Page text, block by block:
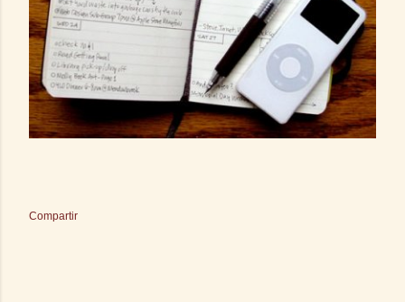
Compartir